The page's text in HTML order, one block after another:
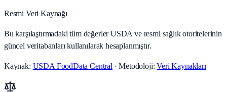
Resmi Veri Kaynağı
Bu karşılaştırmadaki tüm değerler USDA ve resmi sağlık otoritelerinin
güncel veritabanları kullanılarak hesaplanmıştır.
Kaynak: USDA FoodData Central · Metodoloji:Veri Kaynakları